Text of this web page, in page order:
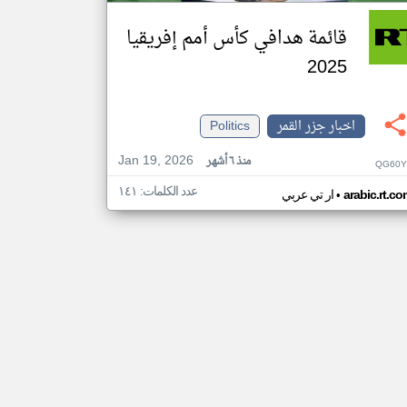
قائمة هدافي كأس أمم إفريقيا
2025
اخبار جزر القمر
Politics
Jan 19, 2026
منذ ٦ أشهر
ار تي عربي• عدد الكلمات: ١٤١